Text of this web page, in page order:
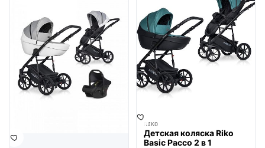
RIKO
Детская коляска Riko
Basic Pacco 2 в 1